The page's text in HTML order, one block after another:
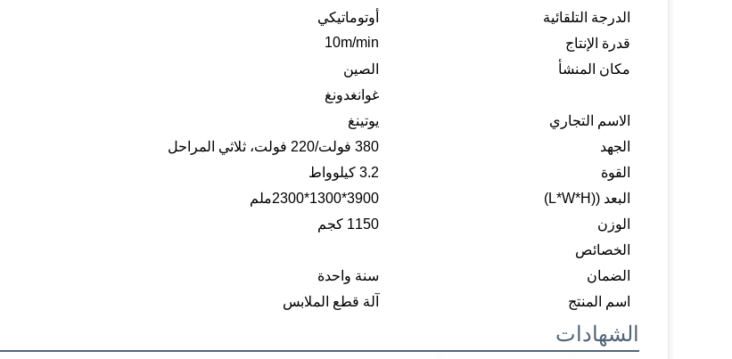
الدرجة التلقائية
أوتوماتيكي
قدرة الإنتاج
10m/min
مكان المنشأ
الصين
غوانغدونغ
الاسم التجاري
يوتينغ
الجهد
380 فولت/220 فولت، ثلاثي المراحل
القوة
3.2 كيلوواط
البعد ((L*W*H)
3900*1300*2300ملم
الوزن
1150 كجم
الخصائص
الضمان
سنة واحدة
اسم المنتج
آلة قطع الملابس
الشهادات